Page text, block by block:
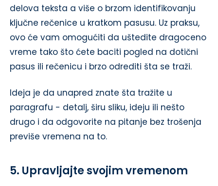
delova teksta a više o brzom identifikovanju
ključne rečenice u kratkom pasusu. Uz praksu,
ovo će vam omogućiti da uštedite dragoceno
vreme tako što ćete baciti pogled na dotični
pasus ili rečenicu i brzo odrediti šta se traži.
Ideja je da unapred znate šta tražite u
paragrafu - detalj, širu sliku, ideju ili nešto
drugo i da odgovorite na pitanje bez trošenja
previše vremena na to.
5. Upravljajte svojim vremenom